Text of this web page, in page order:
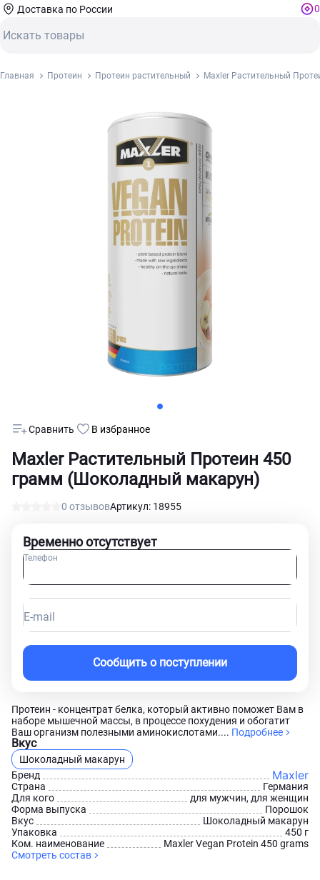
Доставка по России 0
Главная Протеин Протеин растительный Maxler Растительный
Maxler Растительный Протеин 450
грамм (Шоколадный макарун)
0 отзывовАртикул: 18955
Сравнить В избранное
Протеин - концентрат белка, который активно поможет Вам в
наборе мышечной массы, в процессе похудения и обогатит
Ваш организм полезными аминокислотами.... Подробнее
Вкус
Шоколадный макарун
Бренд
Maxler
Страна
Германия
Для кого
для мужчин, для женщин
Форма выпуска
Порошок
Вкус
Шоколадный макарун
Упаковка
450 г
Ком. наименование
Maxler Vegan Protein 450 grams
Смотреть состав
Временно отсутствует
Телефон
E-mail
Сообщить о поступлении